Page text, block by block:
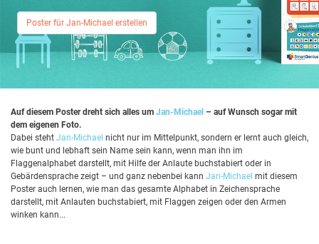
Poster für Jan-Michael erstellen
Auf diesem Poster dreht sich alles um Jan-Michael – auf Wunsch sogar mit
dem eigenen Foto.
Dabei steht Jan-Michael nicht nur im Mittelpunkt, sondern er lernt auch gleich,
wie bunt und lebhaft sein Name sein kann, wenn man ihn im
Flaggenalphabet darstellt, mit Hilfe der Anlaute buchstabiert oder in
Gebärdensprache zeigt – und ganz nebenbei kann Jan-Michael mit diesem
Poster auch lernen, wie man das gesamte Alphabet in Zeichensprache
darstellt, mit Anlauten buchstabiert, mit Flaggen zeigen oder den Armen
winken kann...